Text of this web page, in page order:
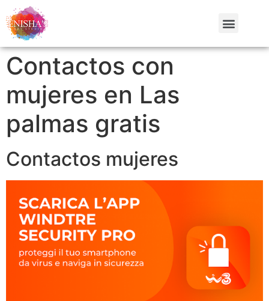
Contactos con
mujeres en Las
palmas gratis
Contactos mujeres